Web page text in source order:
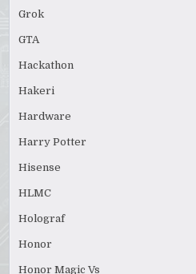
Grok
GTA
Hackathon
Hakeri
Hardware
Harry Potter
Hisense
HLMC
Holograf
Honor
Honor Magic Vs